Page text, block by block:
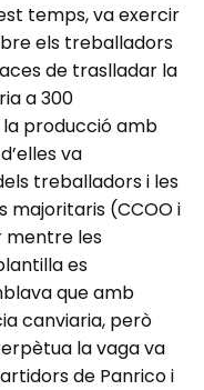
temps, va exercir
els treballadors
de traslladar la
a 300
producció amb
va
treballadors i les
majoritaris (CCOO i
mentre les
es
que amb
canviaria, però
la vaga va
de Panrico i